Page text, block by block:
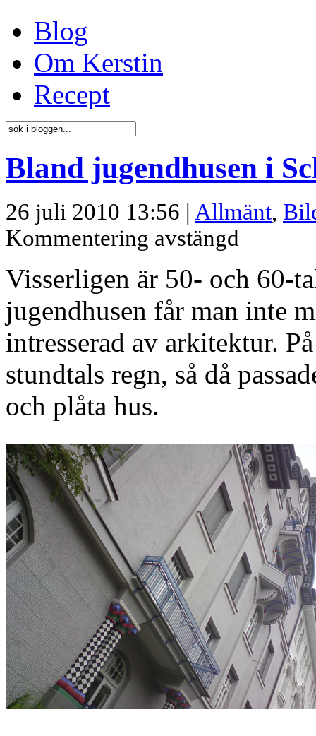
Blog
Om Kerstin
Recept
Bland jugendhusen i
26 juli 2010 13:56 | Allmänt,
Kommentering avstängd
Visserligen är 50- och 60-
jugendhusen får man inte
intresserad av arkitektur.
stundtals regn, så då
och plåta hus.